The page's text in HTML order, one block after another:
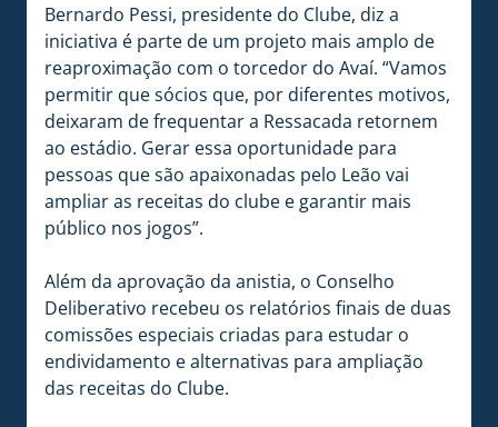
Bernardo Pessi, presidente do Clube, diz a
iniciativa é parte de um projeto mais amplo de
reaproximação com o torcedor do Avaí. “Vamos
permitir que sócios que, por diferentes motivos,
deixaram de frequentar a Ressacada retornem
ao estádio. Gerar essa oportunidade para
pessoas que são apaixonadas pelo Leão vai
ampliar as receitas do clube e garantir mais
público nos jogos”.
Além da aprovação da anistia, o Conselho
Deliberativo recebeu os relatórios finais de duas
comissões especiais criadas para estudar o
endividamento e alternativas para ampliação
das receitas do Clube.